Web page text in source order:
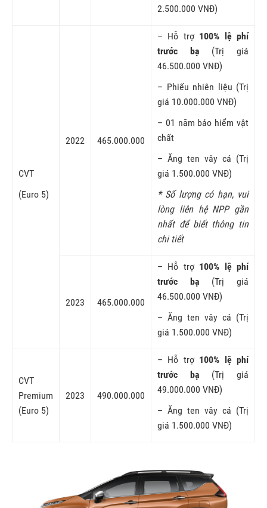
2.500.000 VNĐ)
CVT
(Euro 5)
2022 465.000.000
– Hỗ trợ 100% lệ phí
trước bạ (Trị giá
46.500.000 VNĐ)
– Phiếu nhiên liệu (Trị
giá 10.000.000 VNĐ)
– 01 năm bảo hiểm vật
chất
– Ăng ten vây cá (Trị
giá 1.500.000 VNĐ)
* Số lượng có hạn, vui
lòng liên hệ NPP gần
nhất để biết thông tin
chi tiết
2023 465.000.000
– Hỗ trợ 100% lệ phí
trước bạ (Trị giá
46.500.000 VNĐ)
– Ăng ten vây cá (Trị
giá 1.500.000 VNĐ)
CVT
Premium
(Euro 5)
2023 490.000.000
– Hỗ trợ 100% lệ phí
trước bạ (Trị giá
49.000.000 VNĐ)
– Ăng ten vây cá (Trị
giá 1.500.000 VNĐ)